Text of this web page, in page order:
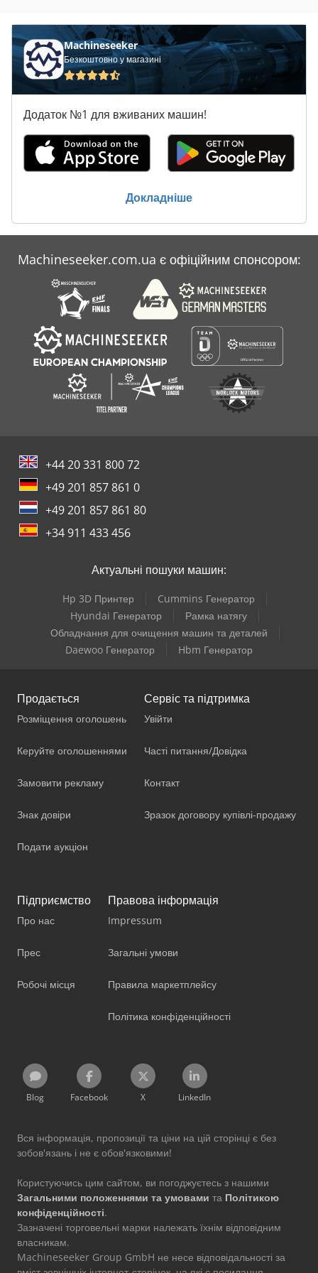
Claas Volto 640
Claas Volto 670
Claas Volto 740
Claas Volto 740 H
Claas Volto 740 Hr
Claas Volto 870
Claas Volto 870 T
Claas W 640 Sl
Machineseeker
Безкоштовно у магазині
Додаток №1 для вживаних машин!
Докладніше
Machineseeker.com.ua є офіційним спонсором:
+44 20 331 800 72
+49 201 857 861 0
+49 201 857 861 80
+34 911 433 456
Актуальні пошуки машин:
Hp 3D Принтер
Cummins Генератор
Hyundai Генератор
Рамка натягу
Обладнання для очищення машин та деталей
Daewoo Генератор
Hbm Генератор
Продається
Розміщення оголошень
Керуйте оголошеннями
Замовити рекламу
Знак довіри
Подати аукціон
Сервіс та підтримка
Увійти
Часті питання/Довідка
Контакт
Зразок договору купівлі-продажу
Підприємство
Про нас
Прес
Робочі місця
Правова інформація
Impressum
Загальні умови
Правила маркетплейсу
Політика конфіденційності
Blog Facebook X LinkedIn
Вся інформація, пропозиції та ціни на цій сторінці є без
зобов'язань і не є обов'язковими!
Користуючись цим сайтом, ви погоджуєтесь з нашими
Загальними положеннями та умовами та Політикою
конфіденційності.
Зазначені торговельні марки належать їхнім відповідним
власникам.
Machineseeker Group GmbH не несе відповідальності за